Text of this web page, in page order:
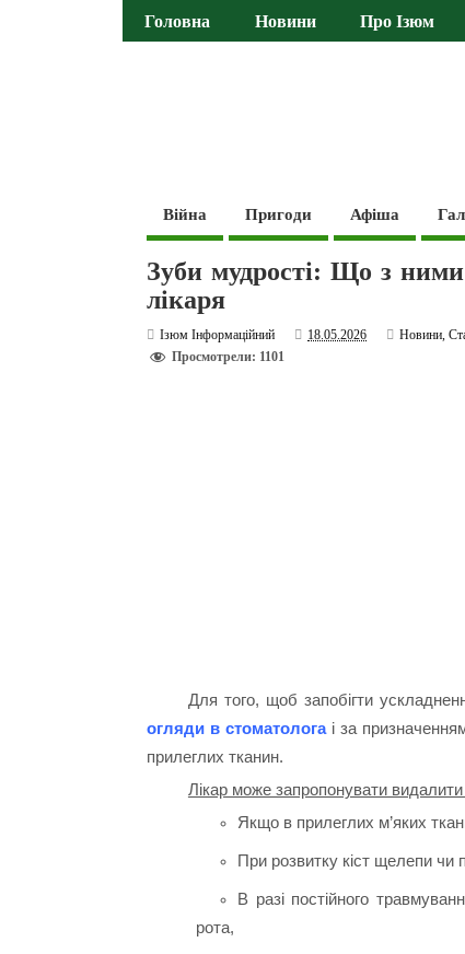
Головна Новини Про Ізюм
Війна Пригоди Афіша
Зуби мудрості: Що з
лікаря
Ізюм Інформаційний 18.05.2026 Новини,
Просмотрели: 1101
Для того, щоб запобігти
огляди в стоматологаі за
прилеглих тканин.
Лікар може запропонувати
Якщо в прилеглих м’яких
При розвитку кіст щелепи чи
В разі постійного
рота,